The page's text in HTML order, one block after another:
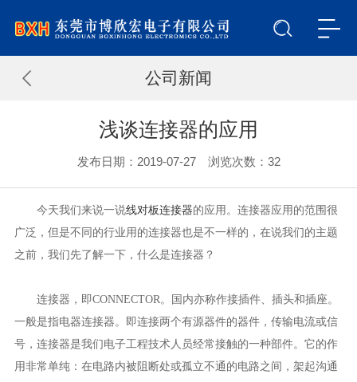
公司新闻
浅谈连接器的应用
发布日期：2019-07-27 浏览次数： 32
今天我们来说一说线对板连接器的应用。连接器应用的范围很
广泛，但是不同的行业用的连接器也是不一样的，在说我们的主题
之前，我们先了解一下，什么是连接器？
连接器，即CONNECTOR。国内亦称作接插件、插头和插座。
一般是指电器连接器。即连接两个有源器件的器件，传输电流或信
号，连接器是我们电子工程技术人员经常接触的一种部件。它的作
用非常单纯：在电路内被阻断处或孤立不通的电路之间，架起沟通